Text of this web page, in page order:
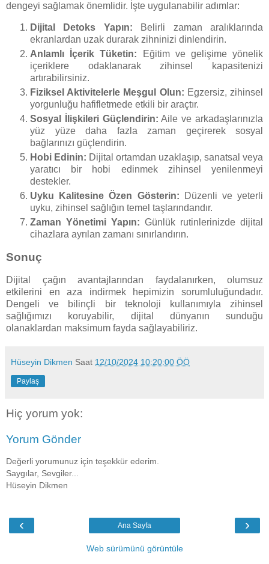
dengeyi sağlamak önemlidir. İşte uygulanabilir adımlar:
Dijital Detoks Yapın: Belirli zaman aralıklarında
ekranlardan uzak durarak zihninizi dinlendirin.
Anlamlı İçerik Tüketin: Eğitim ve gelişime yönelik
içeriklere odaklanarak zihinsel kapasitenizi
artırabilirsiniz.
Fiziksel Aktivitelerle Meşgul Olun: Egzersiz, zihinsel
yorgunluğu hafifletmede etkili bir araçtır.
Sosyal İlişkileri Güçlendirin: Aile ve arkadaşlarınızla
yüz yüze daha fazla zaman geçirerek sosyal
bağlarınızı güçlendirin.
Hobi Edinin: Dijital ortamdan uzaklaşıp, sanatsal veya
yaratıcı bir hobi edinmek zihinsel yenilenmeyi
destekler.
Uyku Kalitesine Özen Gösterin: Düzenli ve yeterli
uyku, zihinsel sağlığın temel taşlarındandır.
Zaman Yönetimi Yapın: Günlük rutinlerinizde dijital
cihazlara ayrılan zamanı sınırlandırın.
Sonuç
Dijital çağın avantajlarından faydalanırken, olumsuz
etkilerini en aza indirmek hepimizin sorumluluğundadır.
Dengeli ve bilinçli bir teknoloji kullanımıyla zihinsel
sağlığımızı koruyabilir, dijital dünyanın sunduğu
olanaklardan maksimum fayda sağlayabiliriz.
Hüseyin Dikmen Saat 12/10/2024 10:20:00 ÖÖ
Paylaş
Hiç yorum yok:
Yorum Gönder
Değerli yorumunuz için teşekkür ederim.
Saygılar, Sevgiler...
Hüseyin Dikmen
‹ ›
Ana Sayfa
Web sürümünü görüntüle